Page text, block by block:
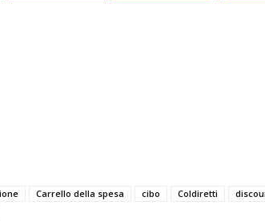
Carrello della spesa cibo Coldiretti